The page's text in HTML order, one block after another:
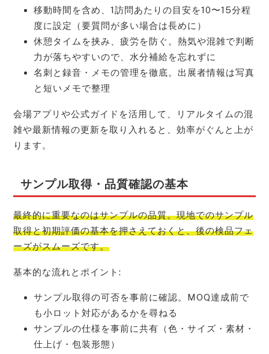
移動時間を含め、1訪問あたりの目安を10〜15分程
度に設定（要質問が多い場合は長めに）
休憩タイムを挟み、疲労を防ぐ。熱気や混雑で判断
力が落ちやすいので、水分補給を忘れずに
名刺と録音・メモの管理を徹底。出展者情報は写真
と短いメモで整理
会場アプリや公式ガイドを活用して、リアルタイムの混
雑や最新情報の更新を取り入れると、効率がぐんと上が
ります。
サンプル取得・品質確認の基本
最終的に重要なのはサンプルの品質。現地でのサンプル
取得と初期評価の基本を押さえておくと、後の検品フェ
ーズがスムーズです。
基本的な流れとポイント:
サンプル取得の可否を事前に確認。MOQ達成前で
も小ロット対応があるかを尋ねる
サンプルの仕様を事前に共有（色・サイズ・素材・
仕上げ・包装形態）